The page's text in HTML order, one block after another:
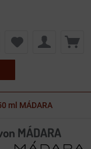
ml MÁDARA
MÁDARA